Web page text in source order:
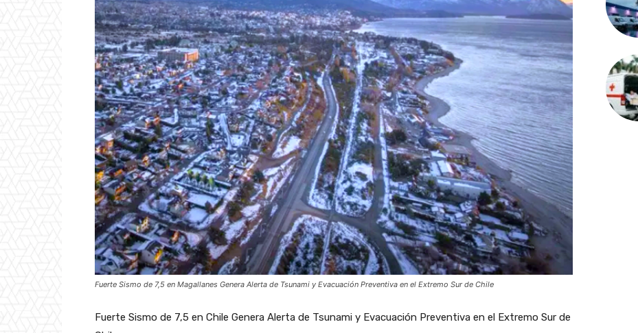
Fuerte Sismo de 7,5 en Magallanes Genera Alerta de Tsunami y Evacuación Preventiva en el Extremo Sur de Chile
Fuerte Sismo de 7,5 en Chile Genera Alerta de Tsunami y Evacuación Preventiva en el Extremo Sur de